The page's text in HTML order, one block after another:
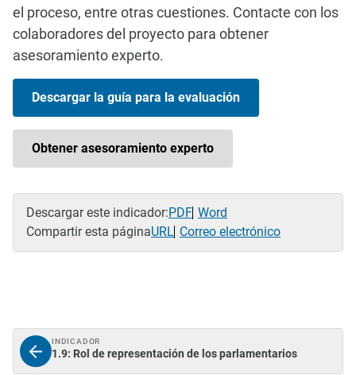
el proceso, entre otras cuestiones. Contacte con los
colaboradores del proyecto para obtener
asesoramiento experto.
Descargar la guía para la evaluación
Obtener asesoramiento experto
Descargar este indicador:PDF Word
Compartir esta páginaURL Correo electrónico
INDICADOR
1.9: Rol de representación de los parlamentarios